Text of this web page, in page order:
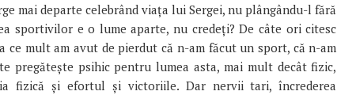
mai departe celebrând viața lui Sergei, nu plângându-l fără
sportivilor e o lume aparte, nu credeți? De câte ori citesc
ce mult am avut de pierdut că n-am făcut un sport, că n-am
psihic pentru lumea asta, mai mult decât fizic,
fizică și efortul și victoriile. Dar nervii tari, încrederea